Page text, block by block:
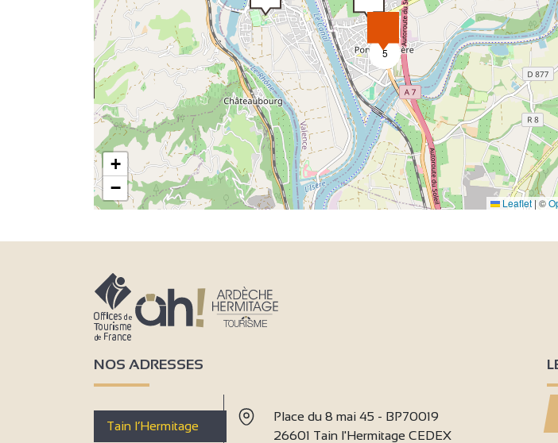
5
+
−
Leaflet |©
NOS ADRESSES
Tain l’Hermitage
Place du 8 mai 45 - BP70019
26601 Tain l'Hermitage CEDEX